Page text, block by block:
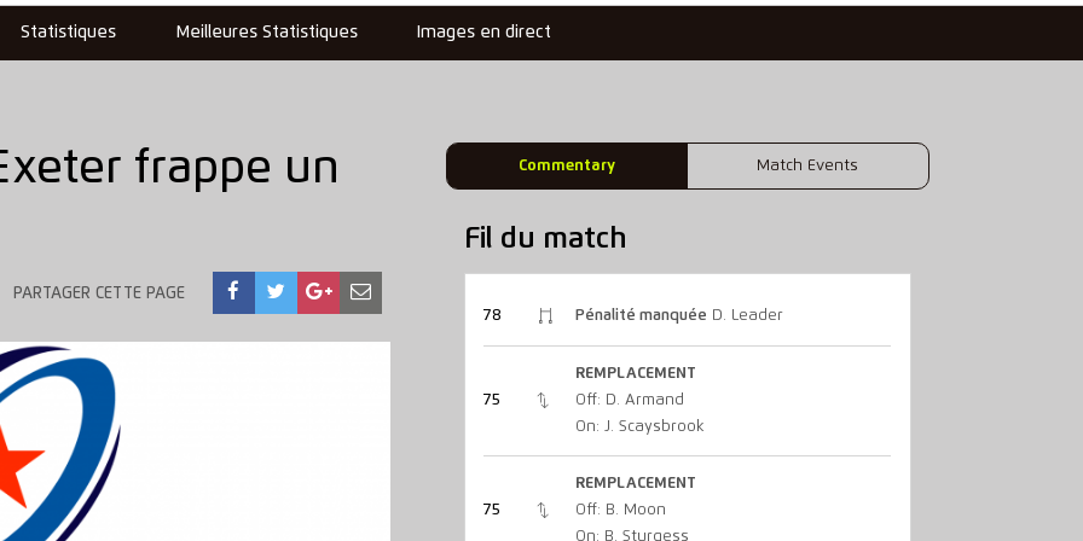
Statistiques Meilleures Statistiques Images en direct
Commentary Match Events
frappe un
PARTAGER CETTE PAGE
Fil du match
78 Pénalité manquée D. Leader
75
REMPLACEMENT
Off: D. Armand
On: J. Scaysbrook
75
REMPLACEMENT
Off: B. Moon
On: B. Sturgess